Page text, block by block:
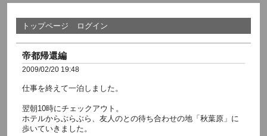
トップページ ログイン
帝都帰還編
2009/02/20 19:48
仕事を終えて一泊しました。
翌朝10時にチェックアウト。
ホテルからぶらぶら、友人のとの待ち合わせの地「秋葉原」に
歩いていきました。